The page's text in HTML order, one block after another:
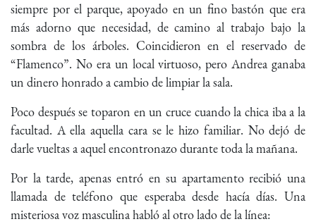
siempre por el parque, apoyado en un fino bastón que era
más adorno que necesidad, de camino al trabajo bajo la
sombra de los árboles. Coincidieron en el reservado de
“Flamenco”. No era un local virtuoso, pero Andrea ganaba
un dinero honrado a cambio de limpiar la sala.
Poco después se toparon en un cruce cuando la chica iba a la
facultad. A ella aquella cara se le hizo familiar. No dejó de
darle vueltas a aquel encontronazo durante toda la mañana.
Por la tarde, apenas entró en su apartamento recibió una
llamada de teléfono que esperaba desde hacía días. Una
misteriosa voz masculina habló al otro lado de la línea: